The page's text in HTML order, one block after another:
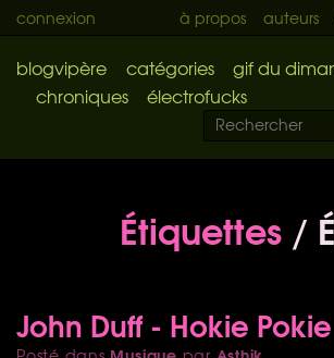
connexion à propos auteurs
blogvipère catégories
gif du
chroniques
électrofucks
Étiquettes/
John Duff - Hokie Pokie